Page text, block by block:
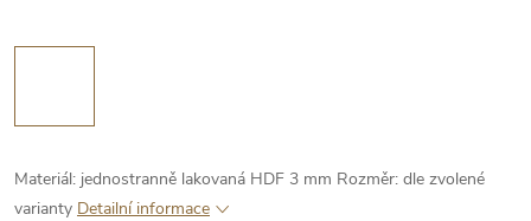
Materiál: jednostranně lakovaná HDF 3 mm Rozměr: dle zvolené
varianty Detailní informace